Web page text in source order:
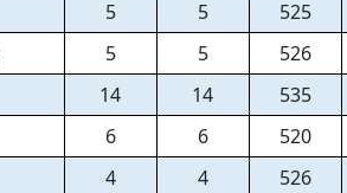
5 5 525
5 5 526
14 14 535
6 6 520
4 4 526